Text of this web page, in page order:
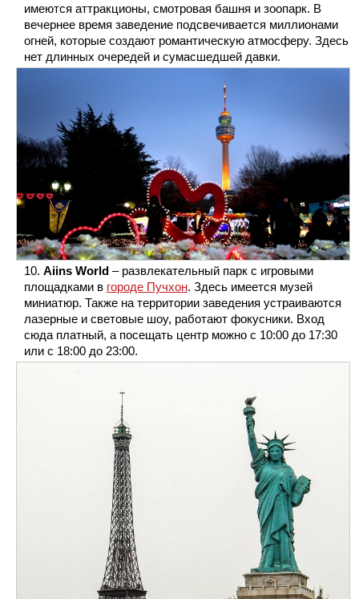
имеются аттракционы, смотровая башня и зоопарк. В
вечернее время заведение подсвечивается миллионами
огней, которые создают романтическую атмосферу. Здесь
нет длинных очередей и сумасшедшей давки.
Aiins World – развлекательный парк с игровыми
площадками в городе Пучхон. Здесь имеется музей
миниатюр. Также на территории заведения устраиваются
лазерные и световые шоу, работают фокусники. Вход
сюда платный, а посещать центр можно с 10:00 до 17:30
или с 18:00 до 23:00.